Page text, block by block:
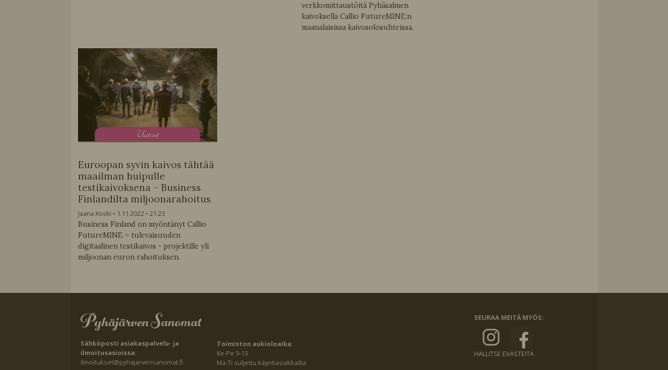
verkkomittaustöitä Pyhäsalmen
kaivoksella Callio FutureMINE:n
maanalaisissa kaivosolosuhteissa.
Uutiset
Euroopan syvin kaivos tähtää
maailman huipulle
testikaivoksena – Business
Finlandilta miljoonarahoitus
Jaana Koski 1.11.2022
21:23
Business Finland on myöntänyt Callio
FutureMINE – tulevaisuuden
digitaalinen testikaivos - projektille yli
miljoonan euron rahoituksen.
Sähköposti asiakaspalvelu- ja
ilmoitusasioissa:
ilmoitukset@pyhajarvensanomat.fi
Toimiston aukioloaika:
Ke-Pe 9-13
Ma-Ti suljettu käyntiasiakkailta
SEURAA MEITÄ MYÖS:
HALLITSE EVÄSTEITÄ